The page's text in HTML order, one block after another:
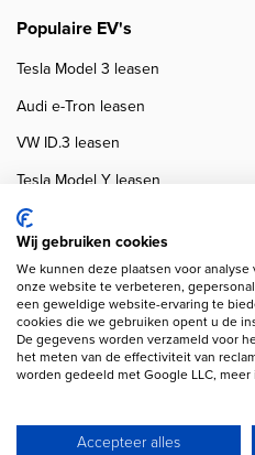
Populaire EV's
Tesla Model 3 leasen
Audi e-Tron leasen
VW ID.3 leasen
Tesla Model Y leasen
VW ID.4 leasen
Copyright
Klanten beoordelingen
Autobedrijven
Wij gebruiken cookies
We kunnen deze plaatsen voor
onze website te verbeteren,
een geweldige website-ervaring te
cookies die we gebruiken opent u de
De gegevens worden verzameld voor
het meten van de effectiviteit van
worden gedeeld met Google LLC,
Accepteer alles